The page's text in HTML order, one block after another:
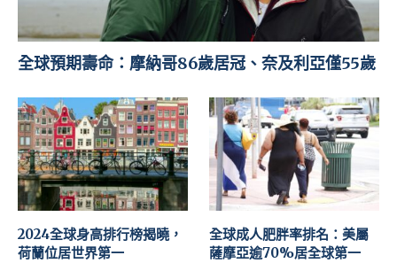
全球預期壽命：摩納哥86歲居冠、奈及利亞僅55歲
2024全球身高排行榜揭曉，
荷蘭位居世界第一
全球成人肥胖率排名：美屬
薩摩亞逾70%居全球第一